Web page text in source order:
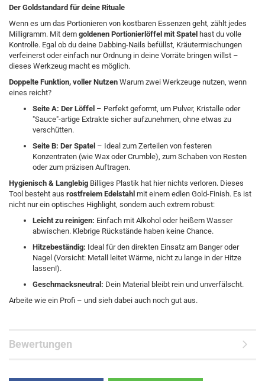
Der Goldstandard für deine Rituale
Wenn es um das Portionieren von kostbaren Essenzen geht, zählt jedes
Milligramm. Mit dem goldenen Portionierlöffel mit Spatel hast du volle
Kontrolle. Egal ob du deine Dabbing-Nails befüllst, Kräutermischungen
verfeinerst oder einfach nur Ordnung in deine Vorräte bringen willst –
dieses Werkzeug macht es möglich.
Doppelte Funktion, voller Nutzen Warum zwei Werkzeuge nutzen, wenn
eines reicht?
Seite A: Der Löffel – Perfekt geformt, um Pulver, Kristalle oder
"Sauce"-artige Extrakte sicher aufzunehmen, ohne etwas zu
verschütten.
Seite B: Der Spatel – Ideal zum Zerteilen von festeren
Konzentraten (wie Wax oder Crumble), zum Schaben von Resten
oder zum präzisen Auftragen.
Hygienisch & Langlebig Billiges Plastik hat hier nichts verloren. Dieses
Tool besteht aus rostfreiem Edelstahl mit einem edlen Gold-Finish. Es ist
nicht nur ein optisches Highlight, sondern auch extrem robust:
Leicht zu reinigen: Einfach mit Alkohol oder heißem Wasser
abwischen. Klebrige Rückstände haben keine Chance.
Hitzebeständig: Ideal für den direkten Einsatz am Banger oder
Nagel (Vorsicht: Metall leitet Wärme, nicht zu lange in der Hitze
lassen!).
Geschmacksneutral: Dein Material bleibt rein und unverfälscht.
Arbeite wie ein Profi – und sieh dabei auch noch gut aus.
Bewertungen